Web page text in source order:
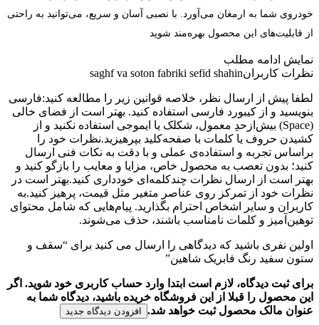
خودروی شما به ارمغان می‌آورد. با نصبی آسان و سریع، می‌توانید به راحتی
از قابلیت‌های این محصول بهره‌مند شوید
نمایش ادامه مطلب
نظرات کاربرانsaghf va soton fabriki sefid shahin
لطفا پیش از ارسال نظر، خلاصه قوانین زیر را مطالعه کنید:فارسی
بنویسید و از کیبورد فارسی استفاده کنید. بهتر است از فضای خالی
(Space) بیش‌از‌حدِ معمول، شکلک یا ایموجی استفاده نکنید و از
کشیدن حروف یا کلمات با صفحه‌کلید بپرهیزید.نظرات خود را
براساس تجربه و استفاده‌ی عملی و با دقت به نکات فنی ارسال
کنید؛ بدون تعصب به محصول خاص، مزایا و معایب را بازگو کنید و
بهتر است از ارسال نظرات چندکلمه‌‌ای خودداری کنید.بهتر است در
نظرات خود از تمرکز روی عناصر متغیر مثل قیمت، پرهیز کنید.به
کاربران و سایر اشخاص احترام بگذارید. پیام‌هایی که شامل محتوای
توهین‌آمیز و کلمات نامناسب باشند، حذف می‌شوند.
اولین نفری باشید که دیدگاهی را ارسال می کنید برای “سقف و
ستون سفید رنگ فابریک شاهین”
برای ثبت دیدگاه، لازم است ابتدا وارد حساب کاربری خود شوید. اگر
این محصول را قبلا از این فروشگاه خریده باشید، دیدگاه شما به
عنوان مالک محصول ثبت خواهد شد.
افزودن دیدگاه جدید